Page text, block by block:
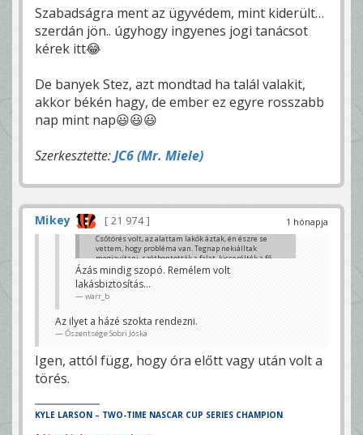
Szabadságra ment az ügyvédem, mint kiderült…
szerdán jön.. úgyhogy ingyenes jogi tanácsot
kérek itt😂
De banyek Stez, azt mondtad ha talál valakit,
akkor békén hagy, de ember ez egyre rosszabb
nap mint nap😃😃😃
Szerkesztette:JC6 (Mr. Miele)
1 hónapja
Mikey 21 974
Csőtörés volt, az alattam lakók áztak, én észre se
vettem, hogy probléma van. Tegnap nekiálltak
megjavítani, szétbontották a falat, kicserélték a fő
vezetéket, majd azt mondták, hogy ma kilencre
visszajönnek befejezni.
Na ebből lett előbb 11 óra, majd 13, aztán most már
erre fél négykor még mindig sehol senki, hogy ott
csesződjön meg az ilyen, ahol van...
r.baggio
Ázás mindig szopó. Remélem volt
lakásbiztosítás...
warr_b
Az ilyet a házé szokta rendezni.
Őszentsége Sobri Jóska
Igen, attól függ, hogy óra előtt vagy után volt a
törés.
KYLE LARSON – TWO-TIME NASCAR CUP SERIES CHAMPION